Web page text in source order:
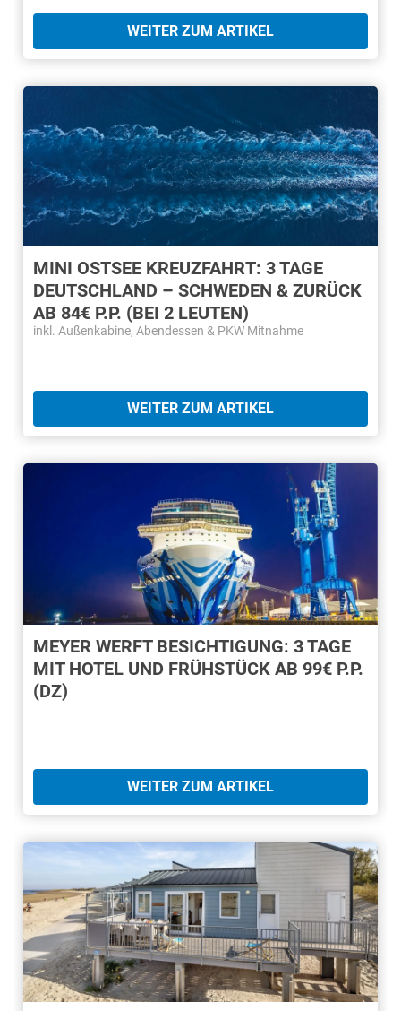
WEITER ZUM ARTIKEL
MINI OSTSEE KREUZFAHRT: 3 TAGE
DEUTSCHLAND – SCHWEDEN & ZURÜCK
AB 84€ P.P. (BEI 2 LEUTEN)
inkl. Außenkabine, Abendessen & PKW Mitnahme
WEITER ZUM ARTIKEL
MEYER WERFT BESICHTIGUNG: 3 TAGE
MIT HOTEL UND FRÜHSTÜCK AB 99€ P.P.
(DZ)
WEITER ZUM ARTIKEL